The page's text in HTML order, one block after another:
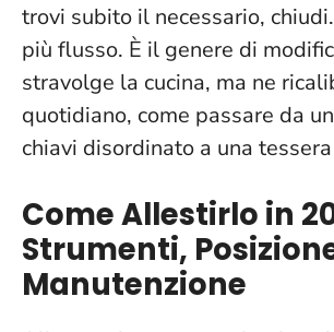
trovi subito il necessario, chiudi.
più flusso. È il genere di
stravolge la cucina, ma ne
quotidiano, come passare da
chiavi disordinato a una
Come Allestirlo in
Strumenti,
Manutenzione